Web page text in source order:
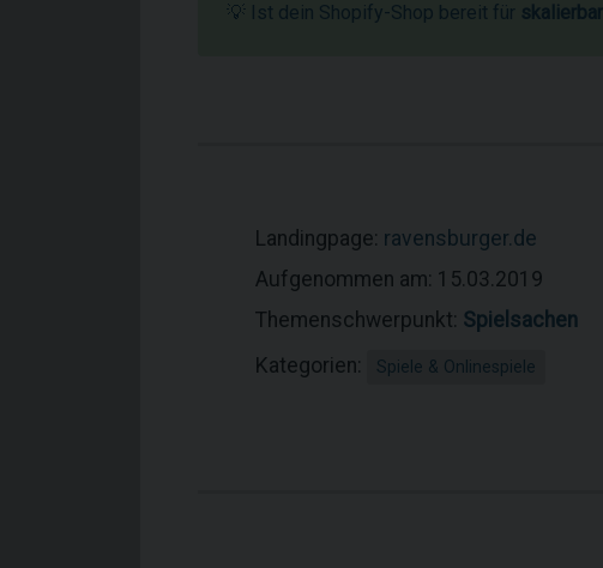
💡 Ist dein Shopify-Shop bereit für
Landingpage: ravensburger.de
Aufgenommen am: 15.03.2019
Themenschwerpunkt: Spielsachen
Kategorien:
Spiele & Onlinespiele